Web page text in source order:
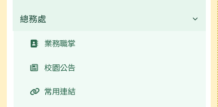
常用連結
業務職掌
校園公告
常用連結
活動相簿
總務處
業務職掌
校園公告
常用連結